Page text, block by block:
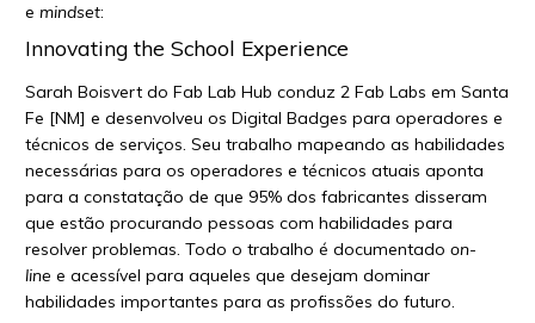
e mindset:
Innovating the School Experience
Sarah Boisvert do Fab Lab Hub conduz 2 Fab Labs em Santa
Fe [NM] e desenvolveu os Digital Badges para operadores e
técnicos de serviços. Seu trabalho mapeando as habilidades
necessárias para os operadores e técnicos atuais aponta
para a constatação de que 95% dos fabricantes disseram
que estão procurando pessoas com habilidades para
resolver problemas. Todo o trabalho é documentado on-
line e acessível para aqueles que desejam dominar
habilidades importantes para as profissões do futuro.